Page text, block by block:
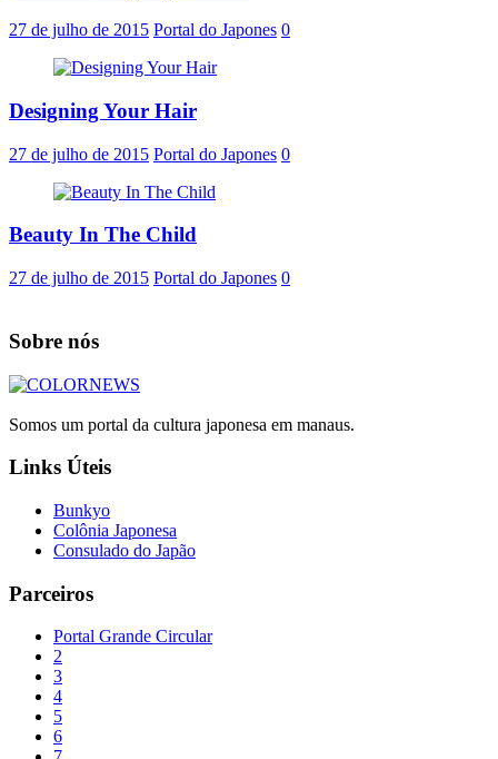
27 de julho de 2015 Portal do Japones 0
Designing Your Hair
27 de julho de 2015 Portal do Japones 0
Beauty In The Child
27 de julho de 2015 Portal do Japones 0
Sobre nós
Somos um portal da cultura japonesa em manaus.
Links Úteis
Bunkyo
Colônia Japonesa
Consulado do Japão
Parceiros
Portal Grande Circular
2
3
4
5
6